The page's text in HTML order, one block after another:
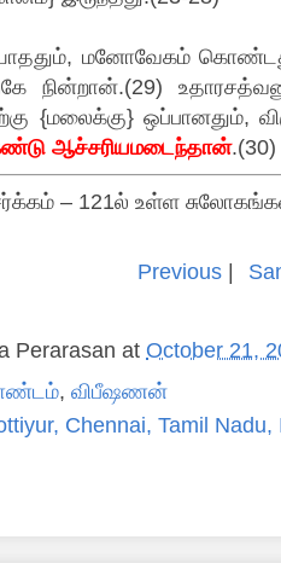
மனோவேகம்
நின்றான்.(29)
{மலைக்கு} ஒப்பானதும்,
ஆச்சரியமடைந்தான்.(30)
– 121ல் உள்ள
Previous|
Perarasan at October 21,
, விபீஷணன்
Chennai, Tamil Nadu,